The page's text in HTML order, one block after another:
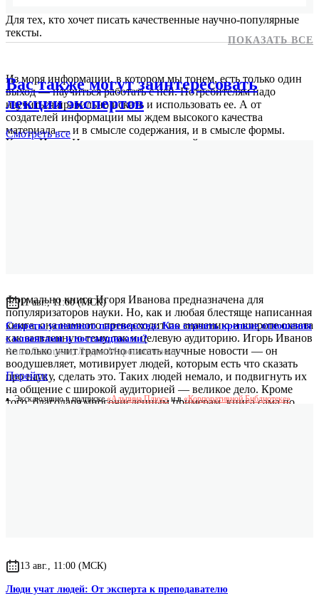
Для тех, кто хочет писать качественные научно-популярные
тексты.
Из моря информации, в котором мы тонем, есть только один
выход — научиться работать с ней. Потребителям надо
научиться правильно искать и использовать ее. А от
создателей информации мы ждем высокого качества
материала — и в смысле содержания, и в смысле формы.
Книга Игоря Иванова — спасательный круг для тех, кто хочет
Формально книга Игоря Иванова предназначена для
популяризаторов науки. Но, как и любая блестяще написанная
книга, она намного превосходит по значению и широте охвата
как заявленную тему, так и целевую аудиторию. Игорь Иванов
не только учит грамотно писать научные новости — он
воодушевляет, мотивирует людей, которым есть что сказать
про науку, сделать это. Таких людей немало, и подвигнуть их
на общение с широкой аудиторией — великое дело. Кроме
того, благодаря многочисленным примерам, книга сама по
ПОКАЗАТЬ ВСЕ
Вас также могут заинтересовать
лекции экспертов
Смотретьвсе
11 авг., 11:00 (МСК)
Секреты успешного партнерства: Как строить крепкие отношения
с клиентами и поставщиками?
Анна Савицкая,Лидия Мирошниченко
Перейти
Эксклюзивно в подписке«Альпина.Плюс»и в«Корпоративной Библиотеке»
13 авг., 11:00 (МСК)
Люди учат людей: От эксперта к преподавателю